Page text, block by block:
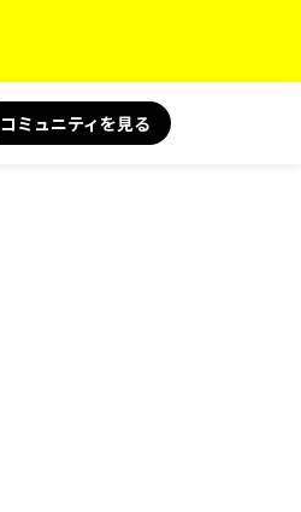
コミュニティを見る